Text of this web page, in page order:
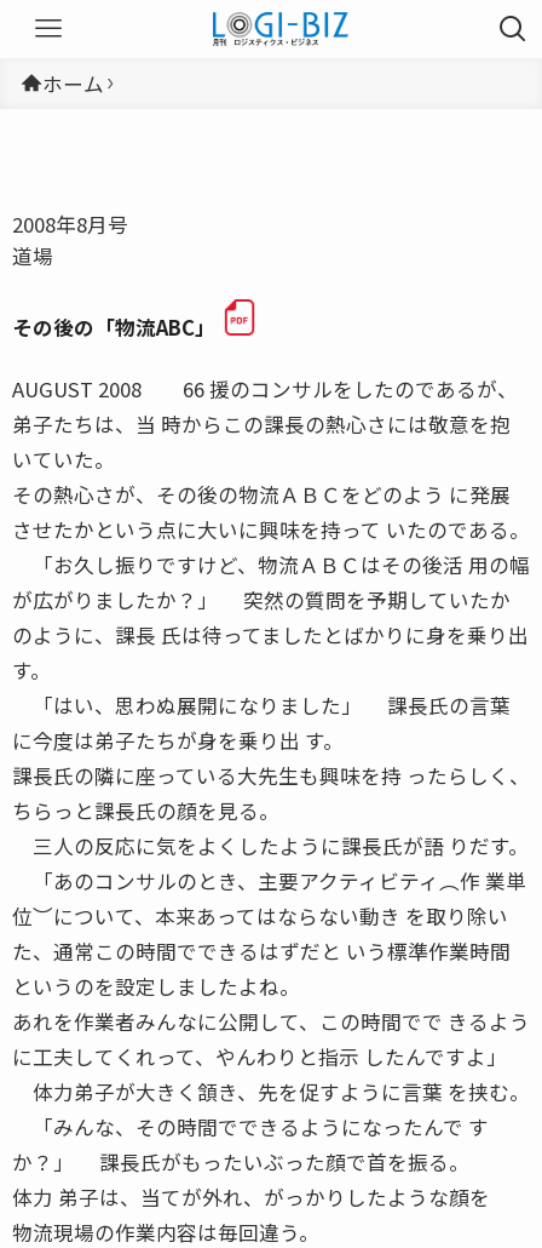
ホーム
2008年8月号
道場
その後の「物流ABC」
AUGUST 2008 66 援のコンサルをしたのであるが、
弟子たちは、当 時からこの課長の熱心さには敬意を抱
いていた。
その熱心さが、その後の物流ＡＢＣをどのよう に発展
させたかという点に大いに興味を持って いたのである。
「お久し振りですけど、物流ＡＢＣはその後活 用の幅
が広がりましたか？」 突然の質問を予期していたか
のように、課長 氏は待ってましたとばかりに身を乗り出
す。
「はい、思わぬ展開になりました」 課長氏の言葉
に今度は弟子たちが身を乗り出 す。
課長氏の隣に座っている大先生も興味を持 ったらしく、
ちらっと課長氏の顔を見る。
三人の反応に気をよくしたように課長氏が語 りだす。
「あのコンサルのとき、主要アクティビティ︵作 業単
位︶について、本来あってはならない動き を取り除い
た、通常この時間でできるはずだと いう標準作業時間
というのを設定しましたよね。
あれを作業者みんなに公開して、この時間でで きるよう
に工夫してくれって、やんわりと指示 したんですよ」
体力弟子が大きく頷き、先を促すように言葉 を挟む。
「みんな、その時間でできるようになったんで す
か？」 課長氏がもったいぶった顔で首を振る。
体力 弟子は、当てが外れ、がっかりしたような顔を
物流現場の作業内容は毎回違う。